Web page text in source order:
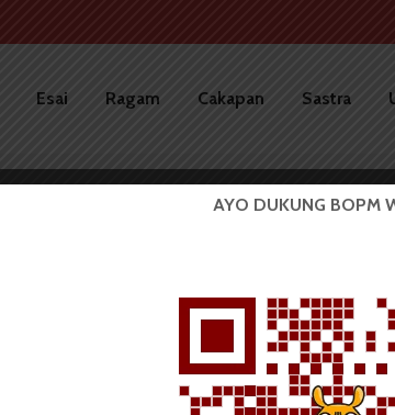
Esai Ragam Cakapan Sastra
AYO DUKUNG BOPM